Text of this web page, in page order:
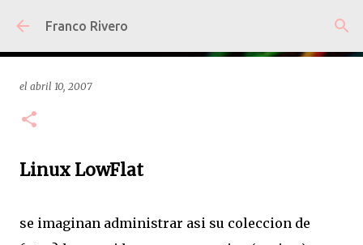
Ir al contenido principal
Franco Rivero
el abril 10, 2007
Linux LowFlat
se imaginan administrar asi su coleccion de